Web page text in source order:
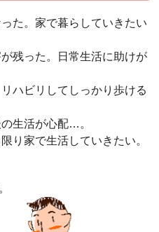
た。家で暮らしていきたい
残った。日常生活に助けが
ハビリしてしっかり歩ける
生活が心配…。
り家で生活していきたい。